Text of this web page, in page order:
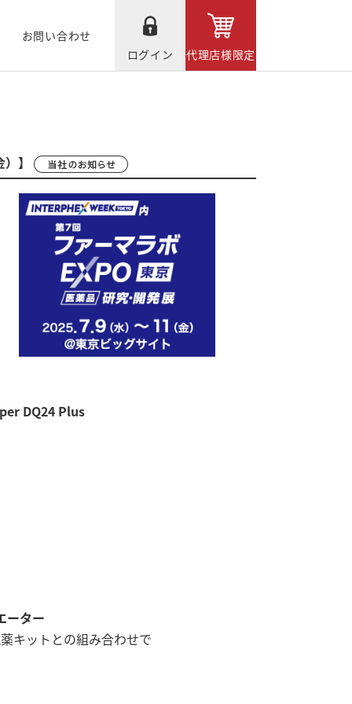
お問い合わせ
ログイン
代理店様限定
】
DQ24 Plus
ーター
キットとの組み合わせで